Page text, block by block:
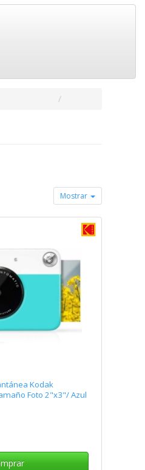
Mostrar
Kodak
Foto 2"x3"/ Azul